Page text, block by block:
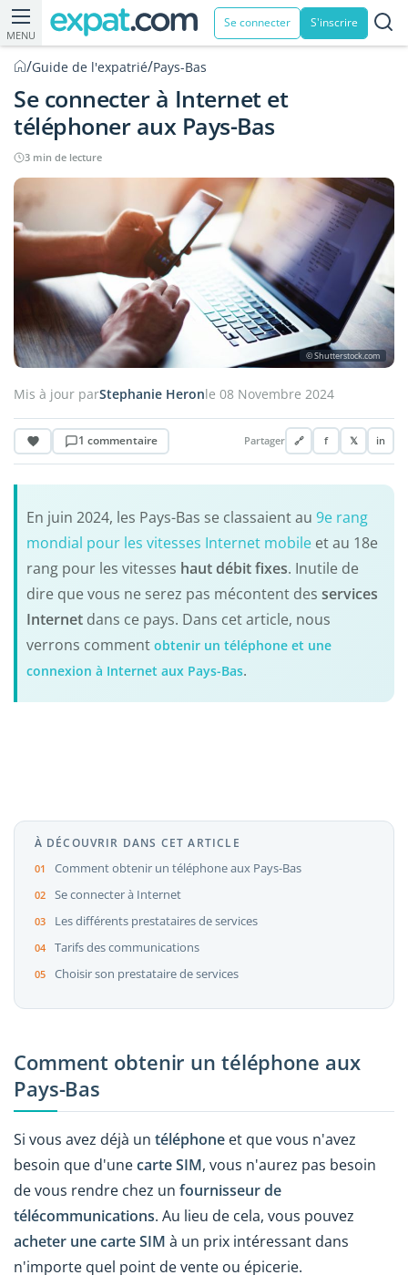
MENU
Se connecter S'inscrire
/Guide de l'expatrié/Pays-Bas
Se connecter à Internet et
téléphoner aux Pays-Bas
3 min de lecture
© Shutterstock.com
Mis à jour parStephanie Heronle 08 Novembre 2024
1 commentaire Partager 🔗 f 𝕏 in
En juin 2024, les Pays-Bas se classaient au 9e rang
mondial pour les vitesses Internet mobileet au 18e
rang pour les vitesses haut débit fixes. Inutile de
dire que vous ne serez pas mécontent des services
Internetdans ce pays. Dans cet article, nous
verrons comment obtenir un téléphone et une
connexion à Internet aux Pays-Bas.
À DÉCOUVRIR DANS CET ARTICLE
Comment obtenir un téléphone aux Pays-Bas
Se connecter à Internet
Les différents prestataires de services
Tarifs des communications
Choisir son prestataire de services
Comment obtenir un téléphone aux
Pays-Bas
Si vous avez déjà un téléphone et que vous n'avez
besoin que d'unecarte SIM, vous n'aurez pas besoin
de vous rendre chez un fournisseur de
télécommunications. Au lieu de cela, vous pouvez
acheter une carte SIM à un prix intéressant dans
n'importe quel point de vente ou épicerie.